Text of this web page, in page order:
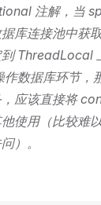
注解，当
库连接池中获
ThreadLocal
作数据库环节，
应该直接将
使用（比较难
）。